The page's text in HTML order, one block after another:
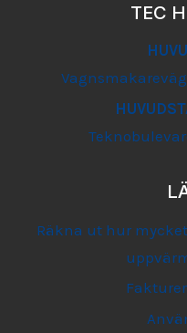
TEC
Räkna ut hur